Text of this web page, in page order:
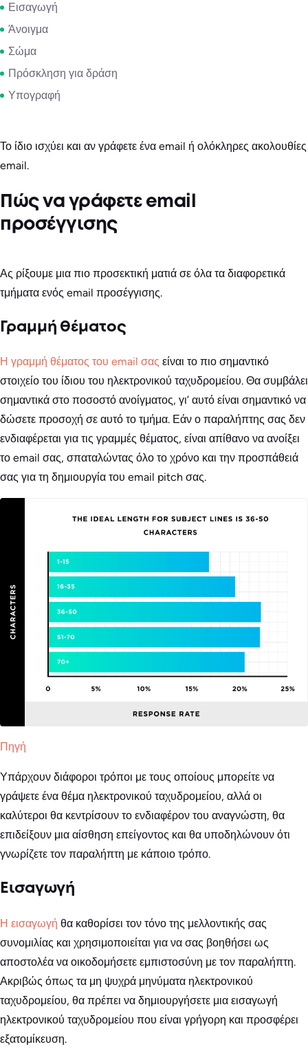
Εισαγωγή
Άνοιγμα
Σώμα
Πρόσκληση για δράση
Υπογραφή
Το ίδιο ισχύει και αν γράφετε ένα email ή ολόκληρες ακολουθίες
email.
Πώς να γράφετε email
προσέγγισης
Ας ρίξουμε μια πιο προσεκτική ματιά σε όλα τα διαφορετικά
τμήματα ενός email προσέγγισης.
Γραμμή θέματος
Η γραμμή θέματος του email σας είναι το πιο σημαντικό
στοιχείο του ίδιου του ηλεκτρονικού ταχυδρομείου. Θα συμβάλει
σημαντικά στο ποσοστό ανοίγματος, γι’ αυτό είναι σημαντικό να
δώσετε προσοχή σε αυτό το τμήμα. Εάν ο παραλήπτης σας δεν
ενδιαφέρεται για τις γραμμές θέματος, είναι απίθανο να ανοίξει
το email σας, σπαταλώντας όλο το χρόνο και την προσπάθειά
σας για τη δημιουργία του email pitch σας.
Πηγή
Υπάρχουν διάφοροι τρόποι με τους οποίους μπορείτε να
γράψετε ένα θέμα ηλεκτρονικού ταχυδρομείου, αλλά οι
καλύτεροι θα κεντρίσουν το ενδιαφέρον του αναγνώστη, θα
επιδείξουν μια αίσθηση επείγοντος και θα υποδηλώνουν ότι
γνωρίζετε τον παραλήπτη με κάποιο τρόπο.
Εισαγωγή
Η εισαγωγή θα καθορίσει τον τόνο της μελλοντικής σας
συνομιλίας και χρησιμοποιείται για να σας βοηθήσει ως
αποστολέα να οικοδομήσετε εμπιστοσύνη με τον παραλήπτη.
Ακριβώς όπως τα μη ψυχρά μηνύματα ηλεκτρονικού
ταχυδρομείου, θα πρέπει να δημιουργήσετε μια εισαγωγή
ηλεκτρονικού ταχυδρομείου που είναι γρήγορη και προσφέρει
εξατομίκευση.